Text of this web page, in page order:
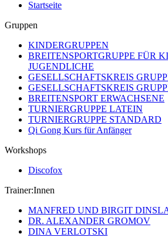
Startseite
Gruppen
KINDERGRUPPEN
BREITENSPORTGRUPPE FÜR
JUGENDLICHE
GESELLSCHAFTSKREIS
GESELLSCHAFTSKREIS
BREITENSPORT ERWACHSENE
TURNIERGRUPPE LATEIN
TURNIERGRUPPE STANDARD
Qi Gong Kurs für Anfänger
Workshops
Discofox
Trainer:Innen
MANFRED UND BIRGIT
DR. ALEXANDER GROMOV
DINA VERLOTSKI